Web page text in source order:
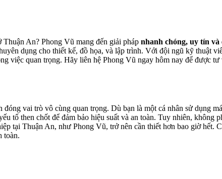
An? Phong Vũ mang đến giải pháp nhanh chóng, uy tín và
dụng cho thiết kế, đồ họa, và lập trình. Với đội ngũ kỹ thuật
việc quan trọng. Hãy liên hệ Phong Vũ ngay hôm nay để được tư
vai trò vô cùng quan trọng. Dù bạn là một cá nhân sử dụng
tố then chốt để đảm bảo hiệu suất và an toàn. Tuy nhiên,
tại Thuận An, như Phong Vũ, trở nên cần thiết hơn bao giờ hết.
toàn.